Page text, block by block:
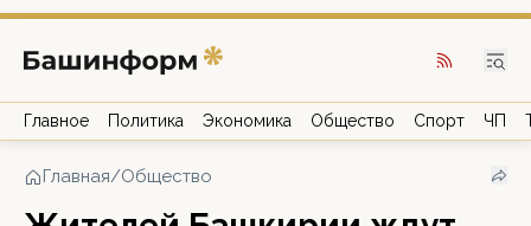
Главное Политика Экономика Общество Спорт ЧП
Главная/Общество